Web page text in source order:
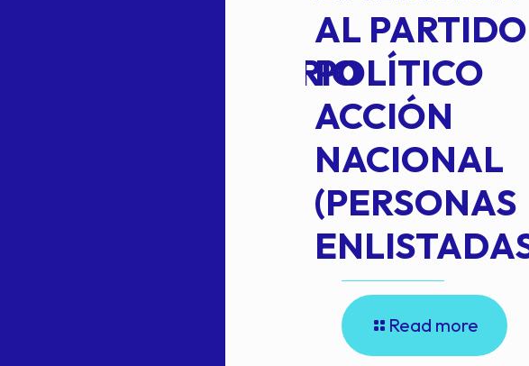
EXTRAORDINARIO
AL PARTIDO
POLÍTICO
ACCIÓN
NACIONAL
(PERSONAS
Read more